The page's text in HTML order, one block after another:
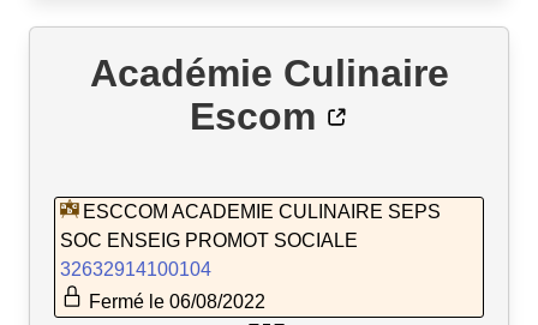
Académie Culinaire
Escom
ESCCOM ACADEMIE CULINAIRE SEPS
SOC ENSEIG PROMOT SOCIALE
32632914100104
Fermé le 06/08/2022